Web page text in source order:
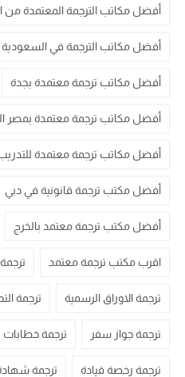
أفضل مكاتب الترجمة المعتمدة من
أفضل مكاتب الترجمة في السعودية
أفضل مكاتب ترجمة معتمدة بجدة
أفضل مكاتب ترجمة معتمدة بمصر
أفضل مكاتب ترجمة معتمدة
أفضل مكتب ترجمة قانونية في دبي
أفضل مكتب ترجمة معتمد بالخرج
اقرب مكتب ترجمة معتمد
ترجمة الاوراق الرسمية ترجمة
ترجمة جواز سفر ترجمة خطابات
ترجمة رخصة قيادة ترجمة